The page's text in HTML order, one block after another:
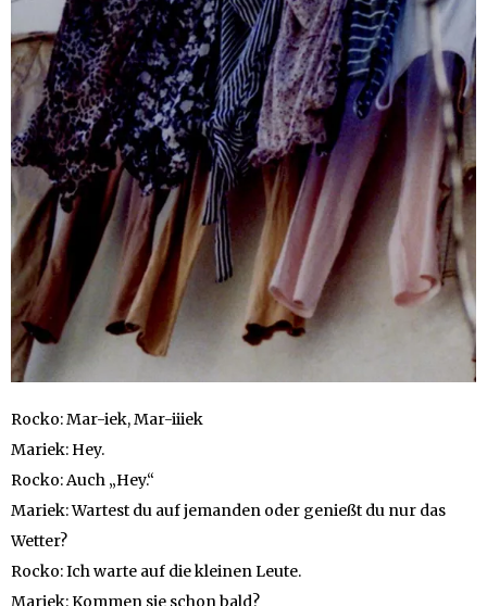
Rocko: Mar-iek, Mar-iiiek
Mariek: Hey.
Rocko: Auch „Hey.“
Mariek: Wartest du auf jemanden oder genießt du nur das
Wetter?
Rocko: Ich warte auf die kleinen Leute.
Mariek: Kommen sie schon bald?